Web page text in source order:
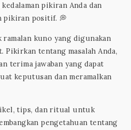
pikiran Anda dan
pikiran positif. 💭
ramalan kuno yang digunakan
Pikirkan tentang masalah Anda,
terima jawaban yang dapat
keputusan dan meramalkan
tips, dan ritual untuk
pengetahuan tentang